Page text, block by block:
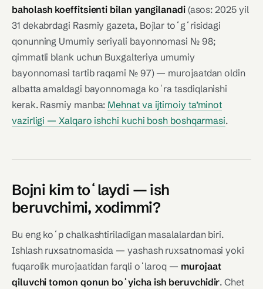
baholash koeffitsienti bilan yangilanadi(asos: 2025 yil
31 dekabrdagi Rasmiy gazeta, Bojlar toʻgʻrisidagi
qonunning Umumiy seriyali bayonnomasi № 98;
qimmatli blank uchun Buxgalteriya umumiy
bayonnomasi tartib raqami № 97) — murojaatdan oldin
albatta amaldagi bayonnomaga koʻra tasdiqlanishi
kerak. Rasmiy manba: Mehnat va ijtimoiy ta’minot
vazirligi — Xalqaro ishchi kuchi bosh boshqarmasi.
Bojni kim toʻlaydi — ish
beruvchimi, xodimmi?
Bu eng koʻp chalkashtiriladigan masalalardan biri.
Ishlash ruxsatnomasida — yashash ruxsatnomasi yoki
fuqarolik murojaatidan farqli oʻlaroq — murojaat
qiluvchi tomon qonun boʻyicha ish beruvchidir. Chet